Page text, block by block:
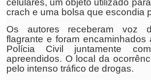
celulares, um objeto utilizado
crach e uma bolsa que escondia
Os autores receberam voz
flagrante e foram encaminhados
Polícia Civil juntamente
apreendidos. O local da
pelo intenso tráfico de drogas.